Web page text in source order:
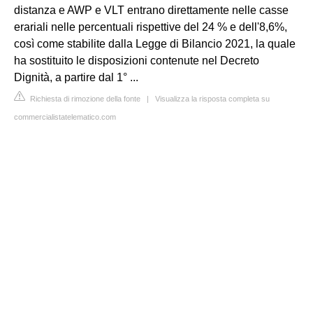
distanza e AWP e VLT entrano direttamente nelle casse
erariali nelle percentuali rispettive del 24 % e dell'8,6%,
così come stabilite dalla Legge di Bilancio 2021, la quale
ha sostituito le disposizioni contenute nel Decreto
Dignità, a partire dal 1° ...
Richiesta di rimozione della fonte | Visualizza la risposta completa su
commercialistatelematico.com